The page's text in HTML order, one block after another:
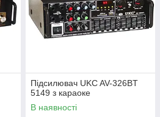
Підсилювач UKC AV-326BT
5149 з караоке
В наявності